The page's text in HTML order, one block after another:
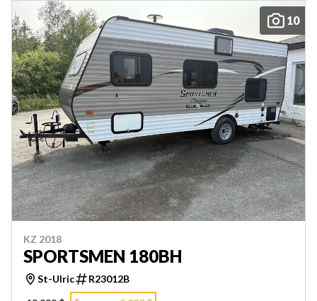
10
KZ 2018
SPORTSMEN 180BH
St-Ulric
R23012B